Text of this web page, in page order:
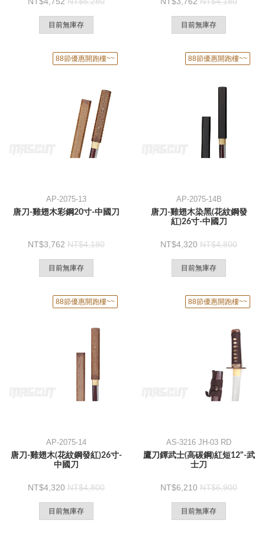
目前無庫存 目前無庫存
88節優惠開跑樓~~
AP-2075-13
唐刀-雞翅木彩鋼20寸-中國刀
3,762 4,180
目前無庫存
88節優惠開跑樓~~
AP-2075-14B
唐刀-雞翅木染黑(花紋鋼發
紅)26寸-中國刀
4,320 4,800
目前無庫存
88節優惠開跑樓~~
AP-2075-14
唐刀-雞翅木(花紋鋼發紅)26寸-
中國刀
4,320 4,800
目前無庫存
88節優惠開跑樓~~
AS-3216 JH-03 RD
鷹刀鐔武士(高碳鋼)紅短12"-武
士刀
6,210 6,900
目前無庫存